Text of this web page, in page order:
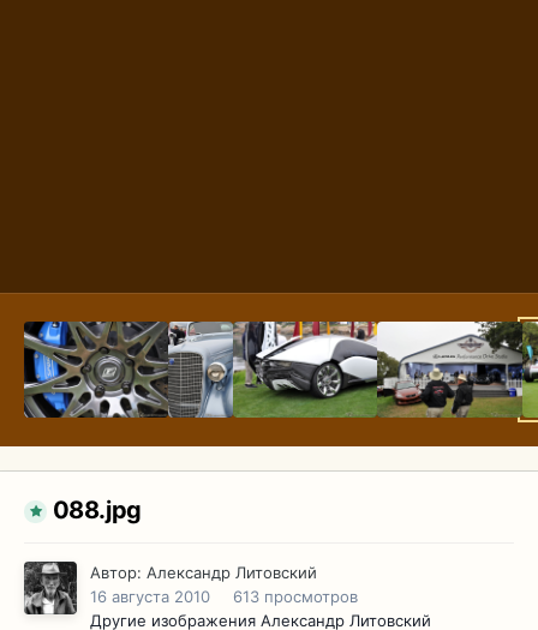
088.jpg
Автор: Александр Литовский
16 августа 2010
613 просмотров
Другие изображения Александр Литовский